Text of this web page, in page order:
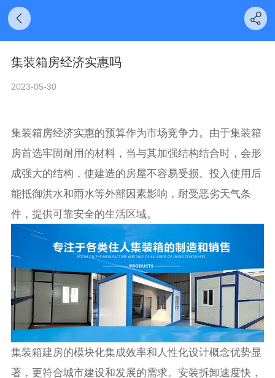
集装箱房经济实惠吗
2023-05-30
集装箱房经济实惠的预算作为市场竞争力。由于集装箱
房首选牢固耐用的材料，当与其加强结构结合时，会形
成强大的结构，使建造的房屋不容易受损。投入使用后
能抵御洪水和雨水等外部因素影响，耐受恶劣天气条
件，提供可靠安全的生活区域。
集装箱建房的模块化集成效率和人性化设计概念优势显
著，更符合城市建设和发展的需求。安装拆卸速度快，